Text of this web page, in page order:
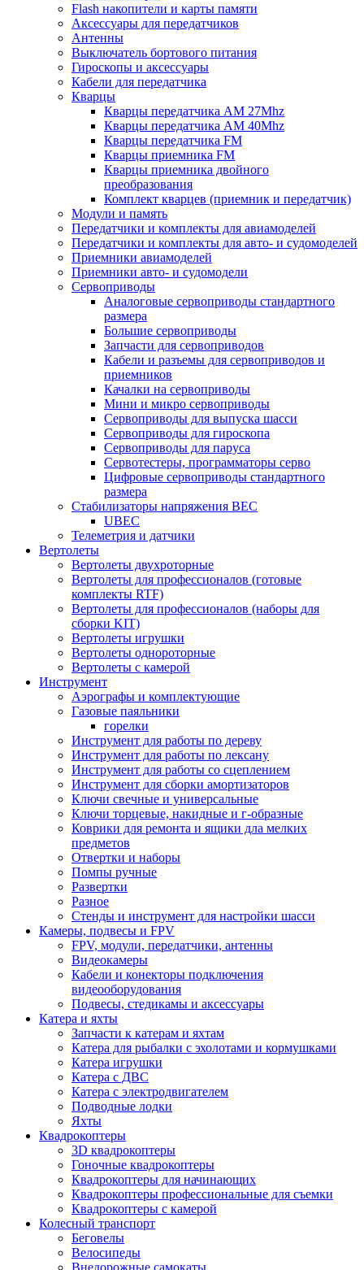
Flash накопители и карты памяти
Аксессуары для передатчиков
Антенны
Выключатель бортового питания
Гироскопы и аксессуары
Кабели для передатчика
Кварцы
Кварцы передатчика AM 27Mhz
Кварцы передатчика AM 40Mhz
Кварцы передатчика FM
Кварцы приемника FM
Кварцы приемника двойного
преобразования
Комплект кварцев (приемник и передатчик)
Модули и память
Передатчики и комплекты для авиамоделей
Передатчики и комплекты для авто- и судомоделей
Приемники авиамоделей
Приемники авто- и судомодели
Сервоприводы
Аналоговые сервоприводы стандартного
размера
Большие сервоприводы
Запчасти для сервоприводов
Кабели и разъемы для сервоприводов и
приемников
Качалки на сервоприводы
Мини и микро сервоприводы
Сервоприводы для выпуска шасси
Сервоприводы для гироскопа
Сервоприводы для паруса
Сервотестеры, программаторы серво
Цифровые сервоприводы стандартного
размера
Стабилизаторы напряжения BEC
UBEC
Телеметрия и датчики
Вертолеты
Вертолеты двухроторные
Вертолеты для профессионалов (готовые
комплекты RTF)
Вертолеты для профессионалов (наборы для
сборки KIT)
Вертолеты игрушки
Вертолеты однороторные
Вертолеты с камерой
Инструмент
Аэрографы и комплектующие
Газовые паяльники
горелки
Инструмент для работы по дереву
Инструмент для работы по лексану
Инструмент для работы со сцеплением
Инструмент для сборки амортизаторов
Ключи свечные и универсальные
Ключи торцевые, накидные и г-образные
Коврики для ремонта и ящики дла мелких
предметов
Отвертки и наборы
Помпы ручные
Развертки
Разное
Стенды и инструмент для настройки шасси
Камеры, подвесы и FPV
FPV, модули, передатчики, антенны
Видеокамеры
Кабели и конекторы подключения
видеооборудования
Подвесы, стедикамы и аксессуары
Катера и яхты
Запчасти к катерам и яхтам
Катера для рыбалки с эхолотами и кормушками
Катера игрушки
Катера с ДВС
Катера с электродвигателем
Подводные лодки
Яхты
Квадрокоптеры
3D квадрокоптеры
Гоночные квадрокоптеры
Квадрокоптеры для начинающих
Квадрокоптеры профессиональные для съемки
Квадрокоптеры с камерой
Колесный транспорт
Беговелы
Велосипеды
Внедорожные самокаты